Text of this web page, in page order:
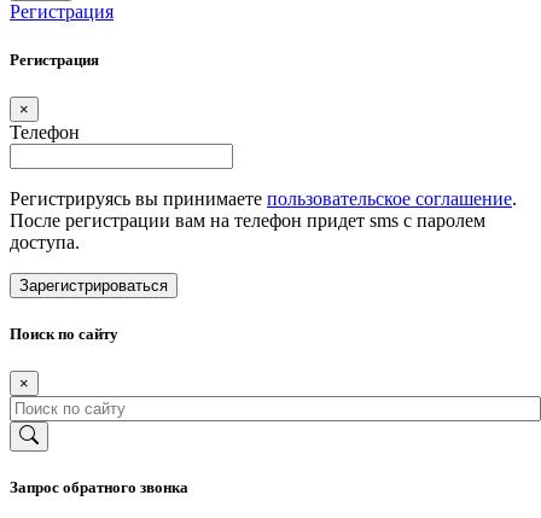
Регистрация
Регистрация
×
Телефон
Регистрируясь вы принимаете пользовательское соглашение.
После регистрации вам на телефон придет sms с паролем
доступа.
Зарегистрироваться
Поиск по сайту
×
Запрос обратного звонка